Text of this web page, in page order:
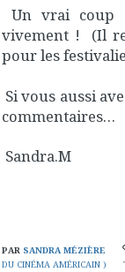
Un vrai coup
vivement ! (Il
pour les
Si vous aussi
commentaires…
Sandra.M
PAR SANDRA MÉZIÈRE
DU CINÉMA AMÉRICAIN )